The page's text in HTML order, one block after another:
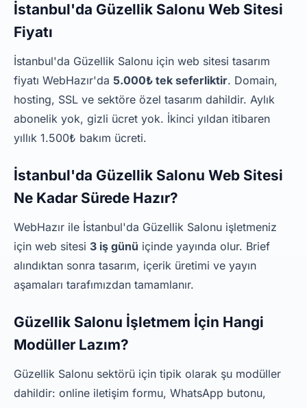
İstanbul'da Güzellik Salonu Web Sitesi
Fiyatı
İstanbul'da Güzellik Salonu için web sitesi tasarım
fiyatı WebHazır'da 5.000₺ tek seferliktir. Domain,
hosting, SSL ve sektöre özel tasarım dahildir. Aylık
abonelik yok, gizli ücret yok. İkinci yıldan itibaren
yıllık 1.500₺ bakım ücreti.
İstanbul'da Güzellik Salonu Web Sitesi
Ne Kadar Sürede Hazır?
WebHazır ile İstanbul'da Güzellik Salonu işletmeniz
için web sitesi 3 iş günü içinde yayında olur. Brief
alındıktan sonra tasarım, içerik üretimi ve yayın
aşamaları tarafımızdan tamamlanır.
Güzellik Salonu İşletmem İçin Hangi
Modüller Lazım?
Güzellik Salonu sektörü için tipik olarak şu modüller
dahildir: online iletişim formu, WhatsApp butonu,